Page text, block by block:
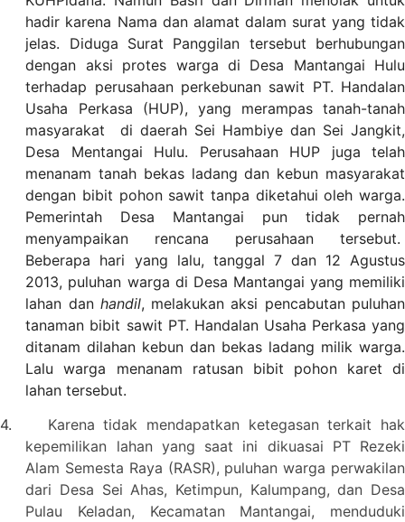
hadir karena Nama dan alamat dalam surat yang tidak
jelas. Diduga Surat Panggilan tersebut berhubungan
dengan aksi protes warga di Desa Mantangai Hulu
terhadap perusahaan perkebunan sawit PT. Handalan
Usaha Perkasa (HUP), yang merampas tanah-tanah
masyarakat di daerah Sei Hambiye dan Sei Jangkit,
Desa Mentangai Hulu. Perusahaan HUP juga telah
menanam tanah bekas ladang dan kebun masyarakat
dengan bibit pohon sawit tanpa diketahui oleh warga.
Pemerintah Desa Mantangai pun tidak pernah
menyampaikan rencana perusahaan tersebut.
Beberapa hari yang lalu, tanggal 7 dan 12 Agustus
2013, puluhan warga di Desa Mantangai yang memiliki
lahan dan handil, melakukan aksi pencabutan puluhan
tanaman bibit sawit PT. Handalan Usaha Perkasa yang
ditanam dilahan kebun dan bekas ladang milik warga.
Lalu warga menanam ratusan bibit pohon karet di
lahan tersebut.
4.
Karena tidak mendapatkan ketegasan terkait hak
kepemilikan lahan yang saat ini dikuasai PT Rezeki
Alam Semesta Raya (RASR), puluhan warga perwakilan
dari Desa Sei Ahas, Ketimpun, Kalumpang, dan Desa
Pulau Keladan, Kecamatan Mantangai, menduduki